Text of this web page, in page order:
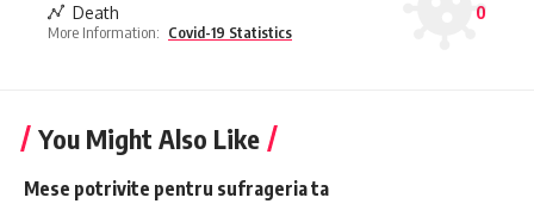
Death
0
More Information: Covid-19 Statistics
You Might Also Like
Mese potrivite pentru sufrageria ta